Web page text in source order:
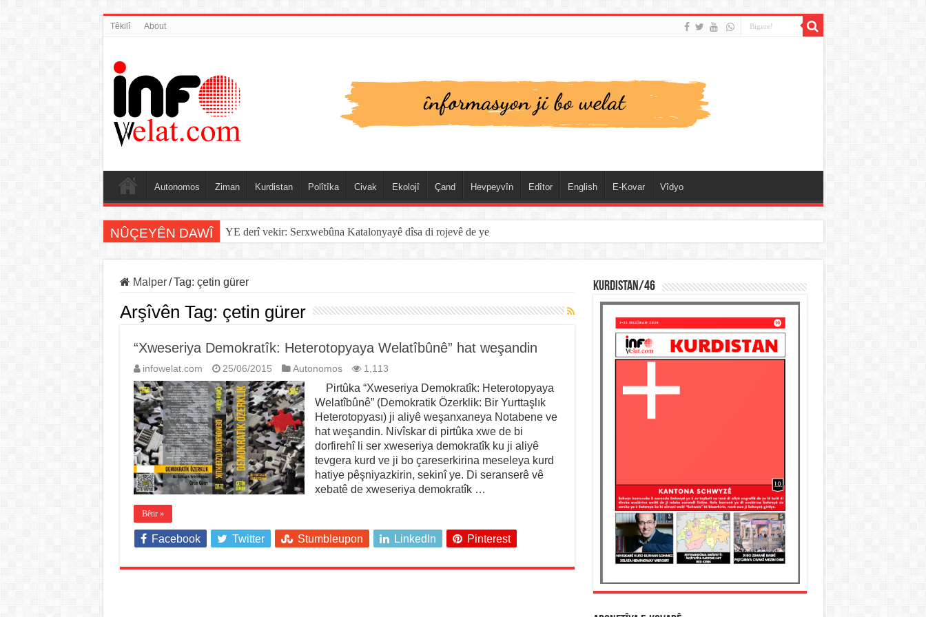
Têkilî About
Autonomos Ziman Kurdistan Polîtîka Civak Ekolojî Çand Hevpeyvîn Edîtor English E-Kovar Vîdyo
NÛÇEYÊN DAWÎ YE derî vekir: Serxwebûna Katalonyayê dîsa di rojevê de ye
Malper / Tag: çetin gürer
Arşîvên Tag: çetin gürer
“Xweseriya Demokratîk: Heterotopyaya Welatîbûnê” hat weşandin
infowelat.com 25/06/2015 Autonomos 1,113
Pirtûka “Xweseriya Demokratîk: Heterotopyaya
Welatîbûnê” (Demokratik Özerklik: Bir Yurttaşlık
Heterotopyası) ji aliyê weşanxaneya Notabene ve
hat weşandin. Nivîskar di pirtûka xwe de bi
dorfirehî li ser xweseriya demokratîk ku ji aliyê
tevgera kurd ve ji bo çareserkirina meseleya kurd
hatiye pêşniyazkirin, sekinî ye. Di seranserê vê
xebatê de xweseriya demokratîk …
Bêtir »
Facebook Twitter Stumbleupon LinkedIn Pinterest
KURDISTAN/46